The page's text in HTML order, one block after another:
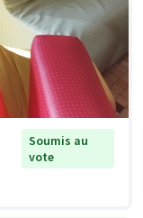
Soumis au
vote